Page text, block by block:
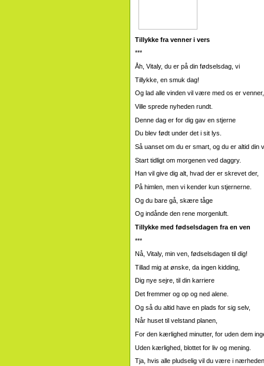
Tillykke fra venner i vers
***
Åh, Vitaly, du er på din fødselsdag, vi
Tillykke, en smuk dag!
Og lad alle vinden vil være med os er venner,
Ville sprede nyheden rundt.
Denne dag er for dig gav en stjerne
Du blev født under det i sit lys.
Så uanset om du er smart, og du er altid din
Start tidligt om morgenen ved daggry.
Han vil give dig alt, hvad der er skrevet der,
På himlen, men vi kender kun stjernerne.
Og du bare gå, skære tåge
Og indånde den rene morgenluft.
Tillykke med fødselsdagen fra en ven
***
Nå, Vitaly, min ven, fødselsdagen til dig!
Tillad mig at ønske, da ingen kidding,
Dig nye sejre, til din karriere
Det fremmer og op og ned alene.
Og så du altid have en plads for sig selv,
Når huset til velstand planen,
For den kærlighed minutter, for uden dem
Uden kærlighed, blottet for liv og mening.
Tja, hvis alle pludselig vil du være i